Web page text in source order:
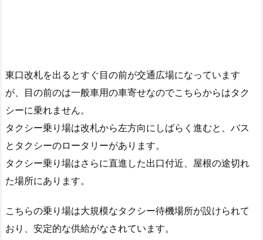
東口改札を出るとすぐ目の前が交通広場になっています
が、目の前のは一般車用の車寄せなのでこちらからはタク
シーに乗れません。
タクシー乗り場は改札から左方向にしばらく進むと、バス
とタクシーのロータリーがあります。
タクシー乗り場はさらに直進した出口付近、屋根の途切れ
た場所にあります。
こちらの乗り場は大規模なタクシー待機場所が設けられて
おり、安定的な供給がなされています。